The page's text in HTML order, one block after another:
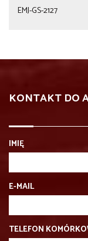
EMJ-GS-2127
KONTAKT DO
IMIĘ
E-MAIL
TELEFON